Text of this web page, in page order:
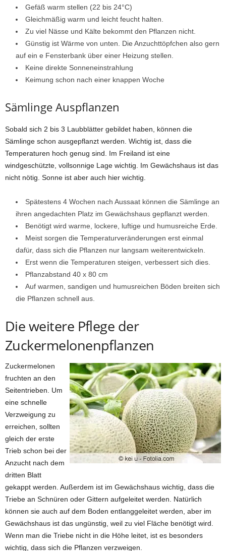
Gefäß warm stellen (22 bis 24°C)
Gleichmäßig warm und leicht feucht halten.
Zu viel Nässe und Kälte bekommt den Pflanzen nicht.
Günstig ist Wärme von unten. Die Anzuchttöpfchen also gern
auf ein e Fensterbank über einer Heizung stellen.
Keine direkte Sonneneinstrahlung
Keimung schon nach einer knappen Woche
Sämlinge Auspflanzen
Sobald sich 2 bis 3 Laubblätter gebildet haben, können die
Sämlinge schon ausgepflanzt werden. Wichtig ist, dass die
Temperaturen hoch genug sind. Im Freiland ist eine
windgeschützte, vollsonnige Lage wichtig. Im Gewächshaus ist das
nicht nötig. Sonne ist aber auch hier wichtig.
Spätestens 4 Wochen nach Aussaat können die Sämlinge an
ihren angedachten Platz im Gewächshaus gepflanzt werden.
Benötigt wird warme, lockere, luftige und humusreiche Erde.
Meist sorgen die Temperaturveränderungen erst einmal
dafür, dass sich die Pflanzen nur langsam weiterentwickeln.
Erst wenn die Temperaturen steigen, verbessert sich dies.
Pflanzabstand 40 x 80 cm
Auf warmen, sandigen und humusreichen Böden breiten sich
die Pflanzen schnell aus.
Die weitere Pflege der
Zuckermelonenpflanzen
Zuckermelonen
fruchten an den
Seitentrieben. Um
eine schnelle
Verzweigung zu
erreichen, sollten
gleich der erste
Trieb schon bei der
Anzucht nach dem
dritten Blatt
gekappt werden. Außerdem ist im Gewächshaus wichtig, dass die
Triebe an Schnüren oder Gittern aufgeleitet werden. Natürlich
können sie auch auf dem Boden entlanggeleitet werden, aber im
Gewächshaus ist das ungünstig, weil zu viel Fläche benötigt wird.
Wenn man die Triebe nicht in die Höhe leitet, ist es besonders
wichtig, dass sich die Pflanzen verzweigen.